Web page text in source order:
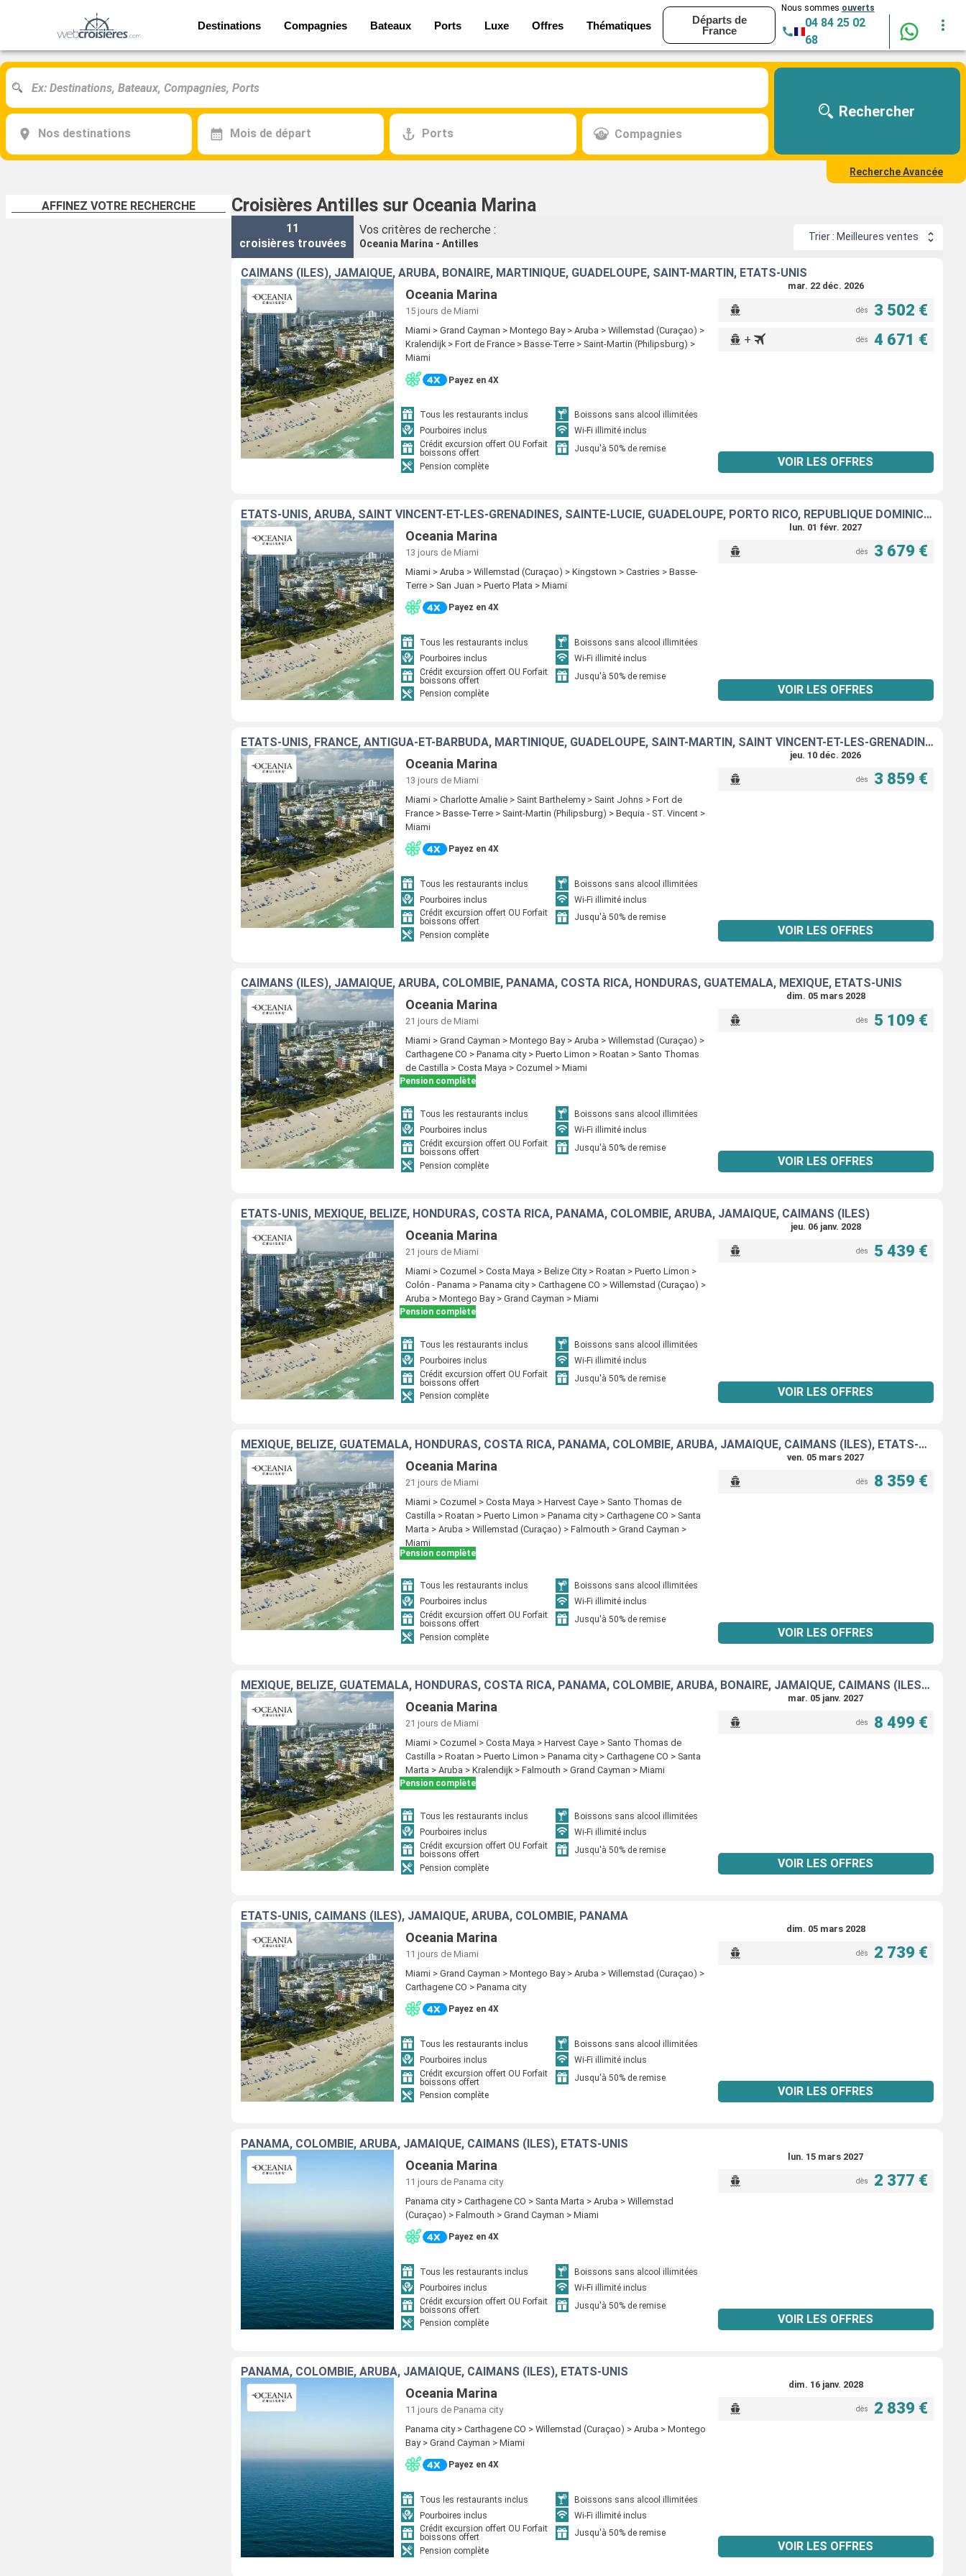
Destinations Compagnies Bateaux Ports Luxe Offres Thématiques
Départs de
France
Nous sommes ouverts
04 84 25 02
68
Nos destinations Mois de départ Ports Compagnies
Rechercher
Recherche Avancée
AFFINEZ VOTRE RECHERCHE Croisières Antilles sur Oceania Marina
11
croisières trouvées
Vos critères de recherche :
Oceania Marina - Antilles
Trier : Meilleures ventes
CAÏMANS (ÎLES), JAMAÏQUE, ARUBA, BONAIRE, MARTINIQUE, GUADELOUPE, SAINT-MARTIN, ÉTATS-UNIS
Oceania Marina
15 jours de Miami
Miami > Grand Cayman > Montego Bay > Aruba > Willemstad (Curaçao) >
Kralendijk > Fort de France > Basse-Terre > Saint-Martin (Philipsburg) >
Miami
Payez en 4X
Tous les restaurants inclus
Boissons sans alcool illimitées
Pourboires inclus
Wi-Fi illimité inclus
Crédit excursion offert OU Forfait
boissons offert
Jusqu'à 50% de remise
Pension complète
mar. 22 déc. 2026
dès 3 502 €
+ dès 4 671 €
VOIR LES OFFRES
ÉTATS-UNIS, ARUBA, SAINT VINCENT-ET-LES-GRENADINES, SAINTE-LUCIE, GUADELOUPE, PORTO RICO, RÉPUBLIQUE DOMINICAINE
Oceania Marina
13 jours de Miami
Miami > Aruba > Willemstad (Curaçao) > Kingstown > Castries > Basse-
Terre > San Juan > Puerto Plata > Miami
Payez en 4X
Tous les restaurants inclus
Boissons sans alcool illimitées
Pourboires inclus
Wi-Fi illimité inclus
Crédit excursion offert OU Forfait
boissons offert
Jusqu'à 50% de remise
Pension complète
lun. 01 févr. 2027
dès 3 679 €
VOIR LES OFFRES
ÉTATS-UNIS, FRANCE, ANTIGUA-ET-BARBUDA, MARTINIQUE, GUADELOUPE, SAINT-MARTIN, SAINT VINCENT-ET-LES-GRENADINES
Oceania Marina
13 jours de Miami
Miami > Charlotte Amalie > Saint Barthelemy > Saint Johns > Fort de
France > Basse-Terre > Saint-Martin (Philipsburg) > Bequia - ST. Vincent >
Miami
Payez en 4X
Tous les restaurants inclus
Boissons sans alcool illimitées
Pourboires inclus
Wi-Fi illimité inclus
Crédit excursion offert OU Forfait
boissons offert
Jusqu'à 50% de remise
Pension complète
jeu. 10 déc. 2026
dès 3 859 €
VOIR LES OFFRES
CAÏMANS (ÎLES), JAMAÏQUE, ARUBA, COLOMBIE, PANAMA, COSTA RICA, HONDURAS, GUATEMALA, MEXIQUE, ÉTATS-UNIS
Oceania Marina
21 jours de Miami
Miami > Grand Cayman > Montego Bay > Aruba > Willemstad (Curaçao) >
Carthagene CO > Panama city > Puerto Limon > Roatan > Santo Thomas
de Castilla > Costa Maya > Cozumel > Miami
Pension complète
Tous les restaurants inclus
Boissons sans alcool illimitées
Pourboires inclus
Wi-Fi illimité inclus
Crédit excursion offert OU Forfait
boissons offert
Jusqu'à 50% de remise
Pension complète
dim. 05 mars 2028
dès 5 109 €
VOIR LES OFFRES
ÉTATS-UNIS, MEXIQUE, BELIZE, HONDURAS, COSTA RICA, PANAMA, COLOMBIE, ARUBA, JAMAÏQUE, CAÏMANS (ÎLES)
Oceania Marina
21 jours de Miami
Miami > Cozumel > Costa Maya > Belize City > Roatan > Puerto Limon >
Colón - Panama > Panama city > Carthagene CO > Willemstad (Curaçao) >
Aruba > Montego Bay > Grand Cayman > Miami
Pension complète
Tous les restaurants inclus
Boissons sans alcool illimitées
Pourboires inclus
Wi-Fi illimité inclus
Crédit excursion offert OU Forfait
boissons offert
Jusqu'à 50% de remise
Pension complète
jeu. 06 janv. 2028
dès 5 439 €
VOIR LES OFFRES
MEXIQUE, BELIZE, GUATEMALA, HONDURAS, COSTA RICA, PANAMA, COLOMBIE, ARUBA, JAMAÏQUE, CAÏMANS (ÎLES), ÉTATS-UNIS
Oceania Marina
21 jours de Miami
Miami > Cozumel > Costa Maya > Harvest Caye > Santo Thomas de
Castilla > Roatan > Puerto Limon > Panama city > Carthagene CO > Santa
Marta > Aruba > Willemstad (Curaçao) > Falmouth > Grand Cayman >
Miami
Pension complète
Tous les restaurants inclus
Boissons sans alcool illimitées
Pourboires inclus
Wi-Fi illimité inclus
Crédit excursion offert OU Forfait
boissons offert
Jusqu'à 50% de remise
Pension complète
ven. 05 mars 2027
dès 8 359 €
VOIR LES OFFRES
MEXIQUE, BELIZE, GUATEMALA, HONDURAS, COSTA RICA, PANAMA, COLOMBIE, ARUBA, BONAIRE, JAMAÏQUE, CAÏMANS (ÎLES), ÉTATS-UNIS
Oceania Marina
21 jours de Miami
Miami > Cozumel > Costa Maya > Harvest Caye > Santo Thomas de
Castilla > Roatan > Puerto Limon > Panama city > Carthagene CO > Santa
Marta > Aruba > Kralendijk > Falmouth > Grand Cayman > Miami
Pension complète
Tous les restaurants inclus
Boissons sans alcool illimitées
Pourboires inclus
Wi-Fi illimité inclus
Crédit excursion offert OU Forfait
boissons offert
Jusqu'à 50% de remise
Pension complète
mar. 05 janv. 2027
dès 8 499 €
VOIR LES OFFRES
ÉTATS-UNIS, CAÏMANS (ÎLES), JAMAÏQUE, ARUBA, COLOMBIE, PANAMA
Oceania Marina
11 jours de Miami
Miami > Grand Cayman > Montego Bay > Aruba > Willemstad (Curaçao) >
Carthagene CO > Panama city
Payez en 4X
Tous les restaurants inclus
Boissons sans alcool illimitées
Pourboires inclus
Wi-Fi illimité inclus
Crédit excursion offert OU Forfait
boissons offert
Jusqu'à 50% de remise
Pension complète
dim. 05 mars 2028
dès 2 739 €
VOIR LES OFFRES
PANAMA, COLOMBIE, ARUBA, JAMAÏQUE, CAÏMANS (ÎLES), ÉTATS-UNIS
Oceania Marina
11 jours de Panama city
Panama city > Carthagene CO > Santa Marta > Aruba > Willemstad
(Curaçao) > Falmouth > Grand Cayman > Miami
Payez en 4X
Tous les restaurants inclus
Boissons sans alcool illimitées
Pourboires inclus
Wi-Fi illimité inclus
Crédit excursion offert OU Forfait
boissons offert
Jusqu'à 50% de remise
Pension complète
lun. 15 mars 2027
dès 2 377 €
VOIR LES OFFRES
PANAMA, COLOMBIE, ARUBA, JAMAÏQUE, CAÏMANS (ÎLES), ÉTATS-UNIS
Oceania Marina
11 jours de Panama city
Panama city > Carthagene CO > Willemstad (Curaçao) > Aruba > Montego
Bay > Grand Cayman > Miami
Payez en 4X
Tous les restaurants inclus
Boissons sans alcool illimitées
Pourboires inclus
Wi-Fi illimité inclus
Crédit excursion offert OU Forfait
boissons offert
Jusqu'à 50% de remise
Pension complète
dim. 16 janv. 2028
dès 2 839 €
VOIR LES OFFRES